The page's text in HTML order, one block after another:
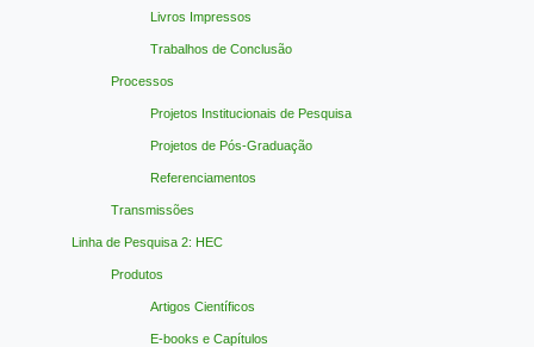
Livros Impressos
Trabalhos de Conclusão
Processos
Projetos Institucionais de Pesquisa
Projetos de Pós-Graduação
Referenciamentos
Transmissões
Linha de Pesquisa 2: HEC
Produtos
Artigos Científicos
E-books e Capítulos